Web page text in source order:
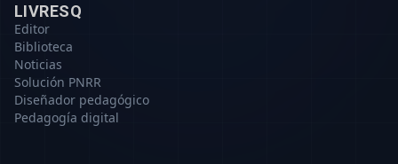
LIVRESQ
Editor
Biblioteca
Noticias
Solución PNRR
Diseñador pedagógico
Pedagogía digital